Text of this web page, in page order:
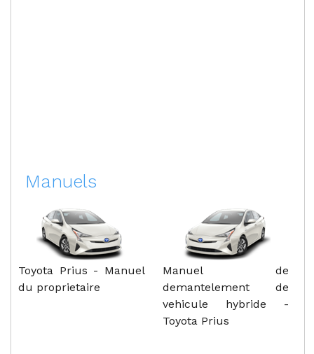
Manuels
Toyota Prius - Manuel
du proprietaire
Manuel de
demantelement de
vehicule hybride -
Toyota Prius